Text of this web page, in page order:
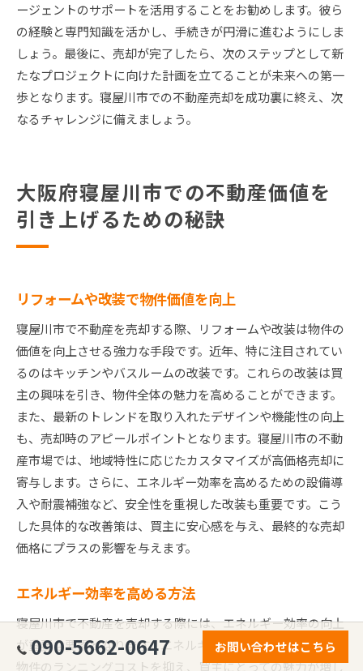
ージェントのサポートを活用することをお勧めします。彼ら
の経験と専門知識を活かし、手続きが円滑に進むようにしま
しょう。最後に、売却が完了したら、次のステップとして新
たなプロジェクトに向けた計画を立てることが未来への第一
歩となります。寝屋川市での不動産売却を成功裏に終え、次
なるチャレンジに備えましょう。
大阪府寝屋川市での不動産価値を
引き上げるための秘訣
リフォームや改装で物件価値を向上
寝屋川市で不動産を売却する際、リフォームや改装は物件の
価値を向上させる強力な手段です。近年、特に注目されてい
るのはキッチンやバスルームの改装です。これらの改装は買
主の興味を引き、物件全体の魅力を高めることができます。
また、最新のトレンドを取り入れたデザインや機能性の向上
も、売却時のアピールポイントとなります。寝屋川市の不動
産市場では、地域特性に応じたカスタマイズが高価格売却に
寄与します。さらに、エネルギー効率を高めるための設備導
入や耐震補強など、安全性を重視した改装も重要です。こう
した具体的な改善策は、買主に安心感を与え、最終的な売却
価格にプラスの影響を与えます。
エネルギー効率を高める方法
寝屋川市で不動産を売却する際には、エネルギー効率の向上
が重要な要素となります。エネルギー効率を高めることで、
物件のランニングコストを抑え、買主にとっての魅力が増し
090-5662-0647 お問い合わせはこちら